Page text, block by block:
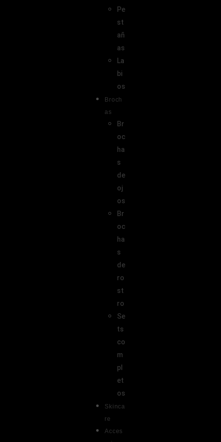
Pe
st
añ
as
La
bi
os
Broch
as
Br
oc
ha
s
de
oj
os
Br
oc
ha
s
de
ro
st
ro
Se
ts
co
m
pl
et
os
Skinca
re
Acces